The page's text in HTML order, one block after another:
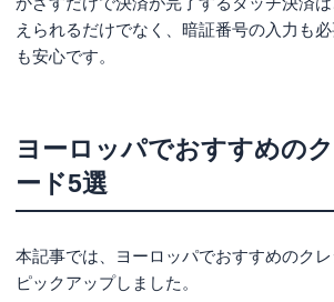
えられるだけでなく、暗証番号の入力も
も安心です。
ヨーロッパでおすすめの
ード5選
本記事では、ヨーロッパでおすすめのク
ピックアップしました。